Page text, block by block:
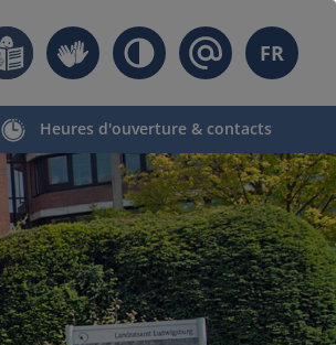
FR
Heures d'ouverture & contacts